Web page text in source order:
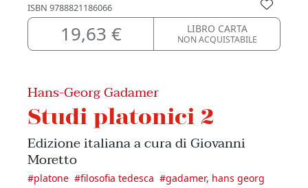
ISBN 9788821186066
19,63 € LIBRO CARTA
NON ACQUISTABILE
Hans-Georg Gadamer
Studi platonici 2
Edizione italiana a cura di Giovanni
Moretto
#platone #filosofia tedesca #gadamer, hans georg